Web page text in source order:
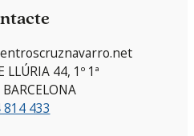
LLÚRIA 44, 1º 1ª
814 433